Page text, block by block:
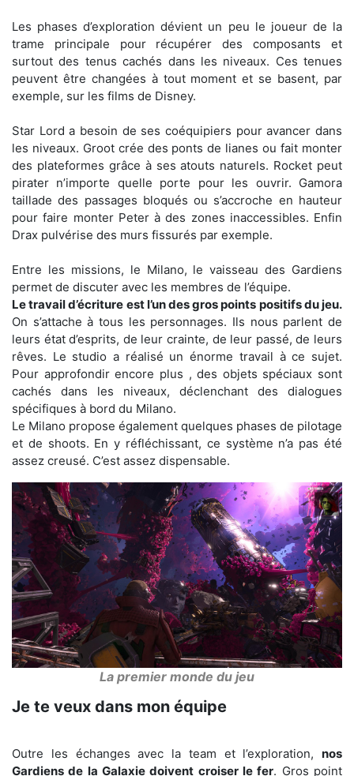
Les phases d’exploration dévient un peu le joueur de la
trame principale pour récupérer des composants et
surtout des tenus cachés dans les niveaux. Ces tenues
peuvent être changées à tout moment et se basent, par
exemple, sur les films de Disney.
Star Lord a besoin de ses coéquipiers pour avancer dans
les niveaux. Groot crée des ponts de lianes ou fait monter
des plateformes grâce à ses atouts naturels. Rocket peut
pirater n’importe quelle porte pour les ouvrir. Gamora
taillade des passages bloqués ou s’accroche en hauteur
pour faire monter Peter à des zones inaccessibles. Enfin
Drax pulvérise des murs fissurés par exemple.
Entre les missions, le Milano, le vaisseau des Gardiens
permet de discuter avec les membres de l’équipe.
Le travail d’écriture est l’un des gros points positifs du jeu.
On s’attache à tous les personnages. Ils nous parlent de
leurs état d’esprits, de leur crainte, de leur passé, de leurs
rêves. Le studio a réalisé un énorme travail à ce sujet.
Pour approfondir encore plus , des objets spéciaux sont
cachés dans les niveaux, déclenchant des dialogues
spécifiques à bord du Milano.
Le Milano propose également quelques phases de pilotage
et de shoots. En y réfléchissant, ce système n’a pas été
assez creusé. C’est assez dispensable.
La premier monde du jeu
Je te veux dans mon équipe
Outre les échanges avec la team et l’exploration, nos
Gardiens de la Galaxie doivent croiser le fer. Gros point